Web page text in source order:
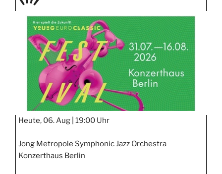
TAGE
STIPP
Heute, 06. Aug | 19:00 Uhr
Jong Metropole Symphonic Jazz Orchestra
Konzerthaus Berlin